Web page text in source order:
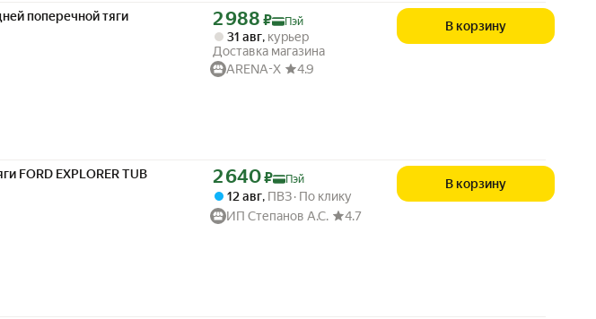
поперечной тяги Цена с картой Яндекс Пэй 2988 ₽ вместо
2 988 ₽ Пэй
31 авг, курьер
Доставка магазина
ARENA-X
4.9
В корзину
FORD EXPLORER TUB
Цена с картой Яндекс Пэй 2640 ₽ вместо
2 640₽ Пэй
12 авг, ПВЗ По клику
ИП Степанов А.С.
4.7
В корзину